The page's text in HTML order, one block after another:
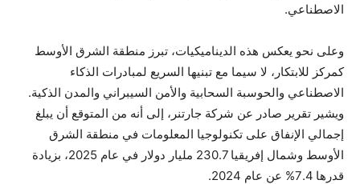
الاصطناعي.
وعلى نحو يعكس هذه الديناميكيات، تبرز منطقة الشرق الأوسط
كمركز للابتكار، لا سيما مع تبنيها السريع لمبادرات الذكاء
الاصطناعي والحوسبة السحابية والأمن السيبراني والمدن الذكية.
ويشير تقرير صادر عن شركة جارتنر، إلى أنه من المتوقع أن يبلغ
إجمالي الإنفاق على تكنولوجيا المعلومات في منطقة الشرق
الأوسط وشمال إفريقيا 230.7 مليار دولار في عام 2025، بزيادة
قدرها 7.4% عن عام 2024.